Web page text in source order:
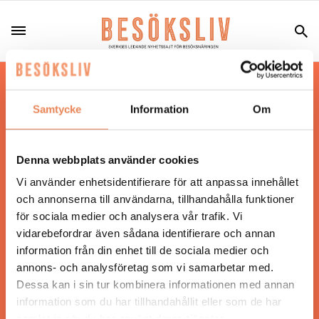
Samtycke Information Om
Denna webbplats använder cookies
Vi använder enhetsidentifierare för att anpassa innehållet
och annonserna till användarna, tillhandahålla funktioner
för sociala medier och analysera vår trafik. Vi
vidarebefordrar även sådana identifierare och annan
information från din enhet till de sociala medier och
annons- och analysföretag som vi samarbetar med.
Dessa kan i sin tur kombinera informationen med annan
information som du har tillhandahållit eller som de har
Hos oss läser du landets mest uppdaterade
nyheter och snackisar inom besöksnäringen.
Besöksliv i sin tryckta form är ett affärsmagasin
Tidningen ges ut avVisita
ANSVARIG UTGIVARE
Jonas Siljhammar
UPPHOVSRÄTT